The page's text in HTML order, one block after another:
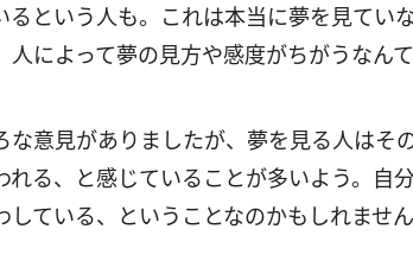
るという人も。これは本当に夢を見てい
人によって夢の見方や感度がちがうなん
な意見がありましたが、夢を見る人はそ
れる、と感じていることが多いよう。自
している、ということなのかもしれませ